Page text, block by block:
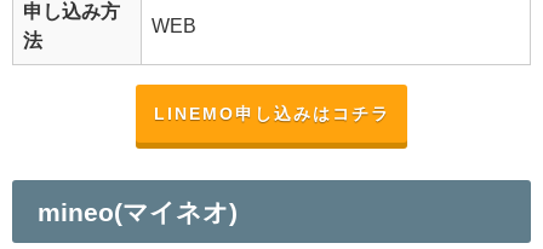
申し込み方
法
WEB
LINEMO申し込みはコチラ
mineo(マイネオ)